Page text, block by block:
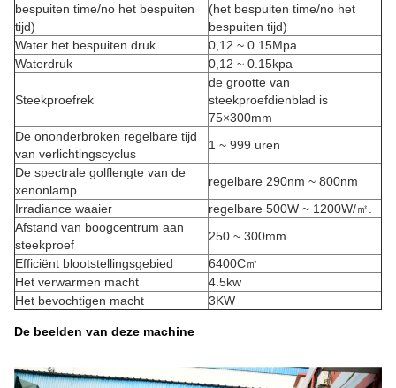
bespuiten time/no het bespuiten
tijd)
(het bespuiten time/no het
bespuiten tijd)
Water het bespuiten druk
0,12 ~ 0.15Mpa
Waterdruk
0,12 ~ 0.15kpa
Steekproefrek
de grootte van
steekproefdienblad is
75×300mm
De ononderbroken regelbare tijd
van verlichtingscyclus
1 ~ 999 uren
De spectrale golflengte van de
xenonlamp
regelbare 290nm ~ 800nm
Irradiance waaier
regelbare 500W ~ 1200W/㎡.
Afstand van boogcentrum aan
steekproef
250 ~ 300mm
Efficiënt blootstellingsgebied
6400C㎡
Het verwarmen macht
4.5kw
Het bevochtigen macht
3KW
De beelden van deze machine